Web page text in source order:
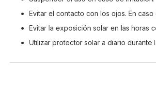
Evitar el contacto con los ojos. En
Evitar la exposición solar en las horas
Utilizar protector solar a diario durante